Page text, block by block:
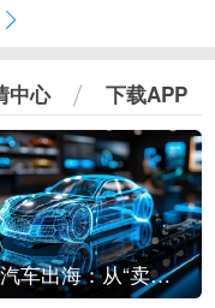
中心 下载APP
中国汽车出海：从“卖出去”到“走进去”